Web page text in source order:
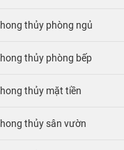
thủy phòng ngủ
thủy phòng bếp
thủy mặt tiền
thủy sân vườn